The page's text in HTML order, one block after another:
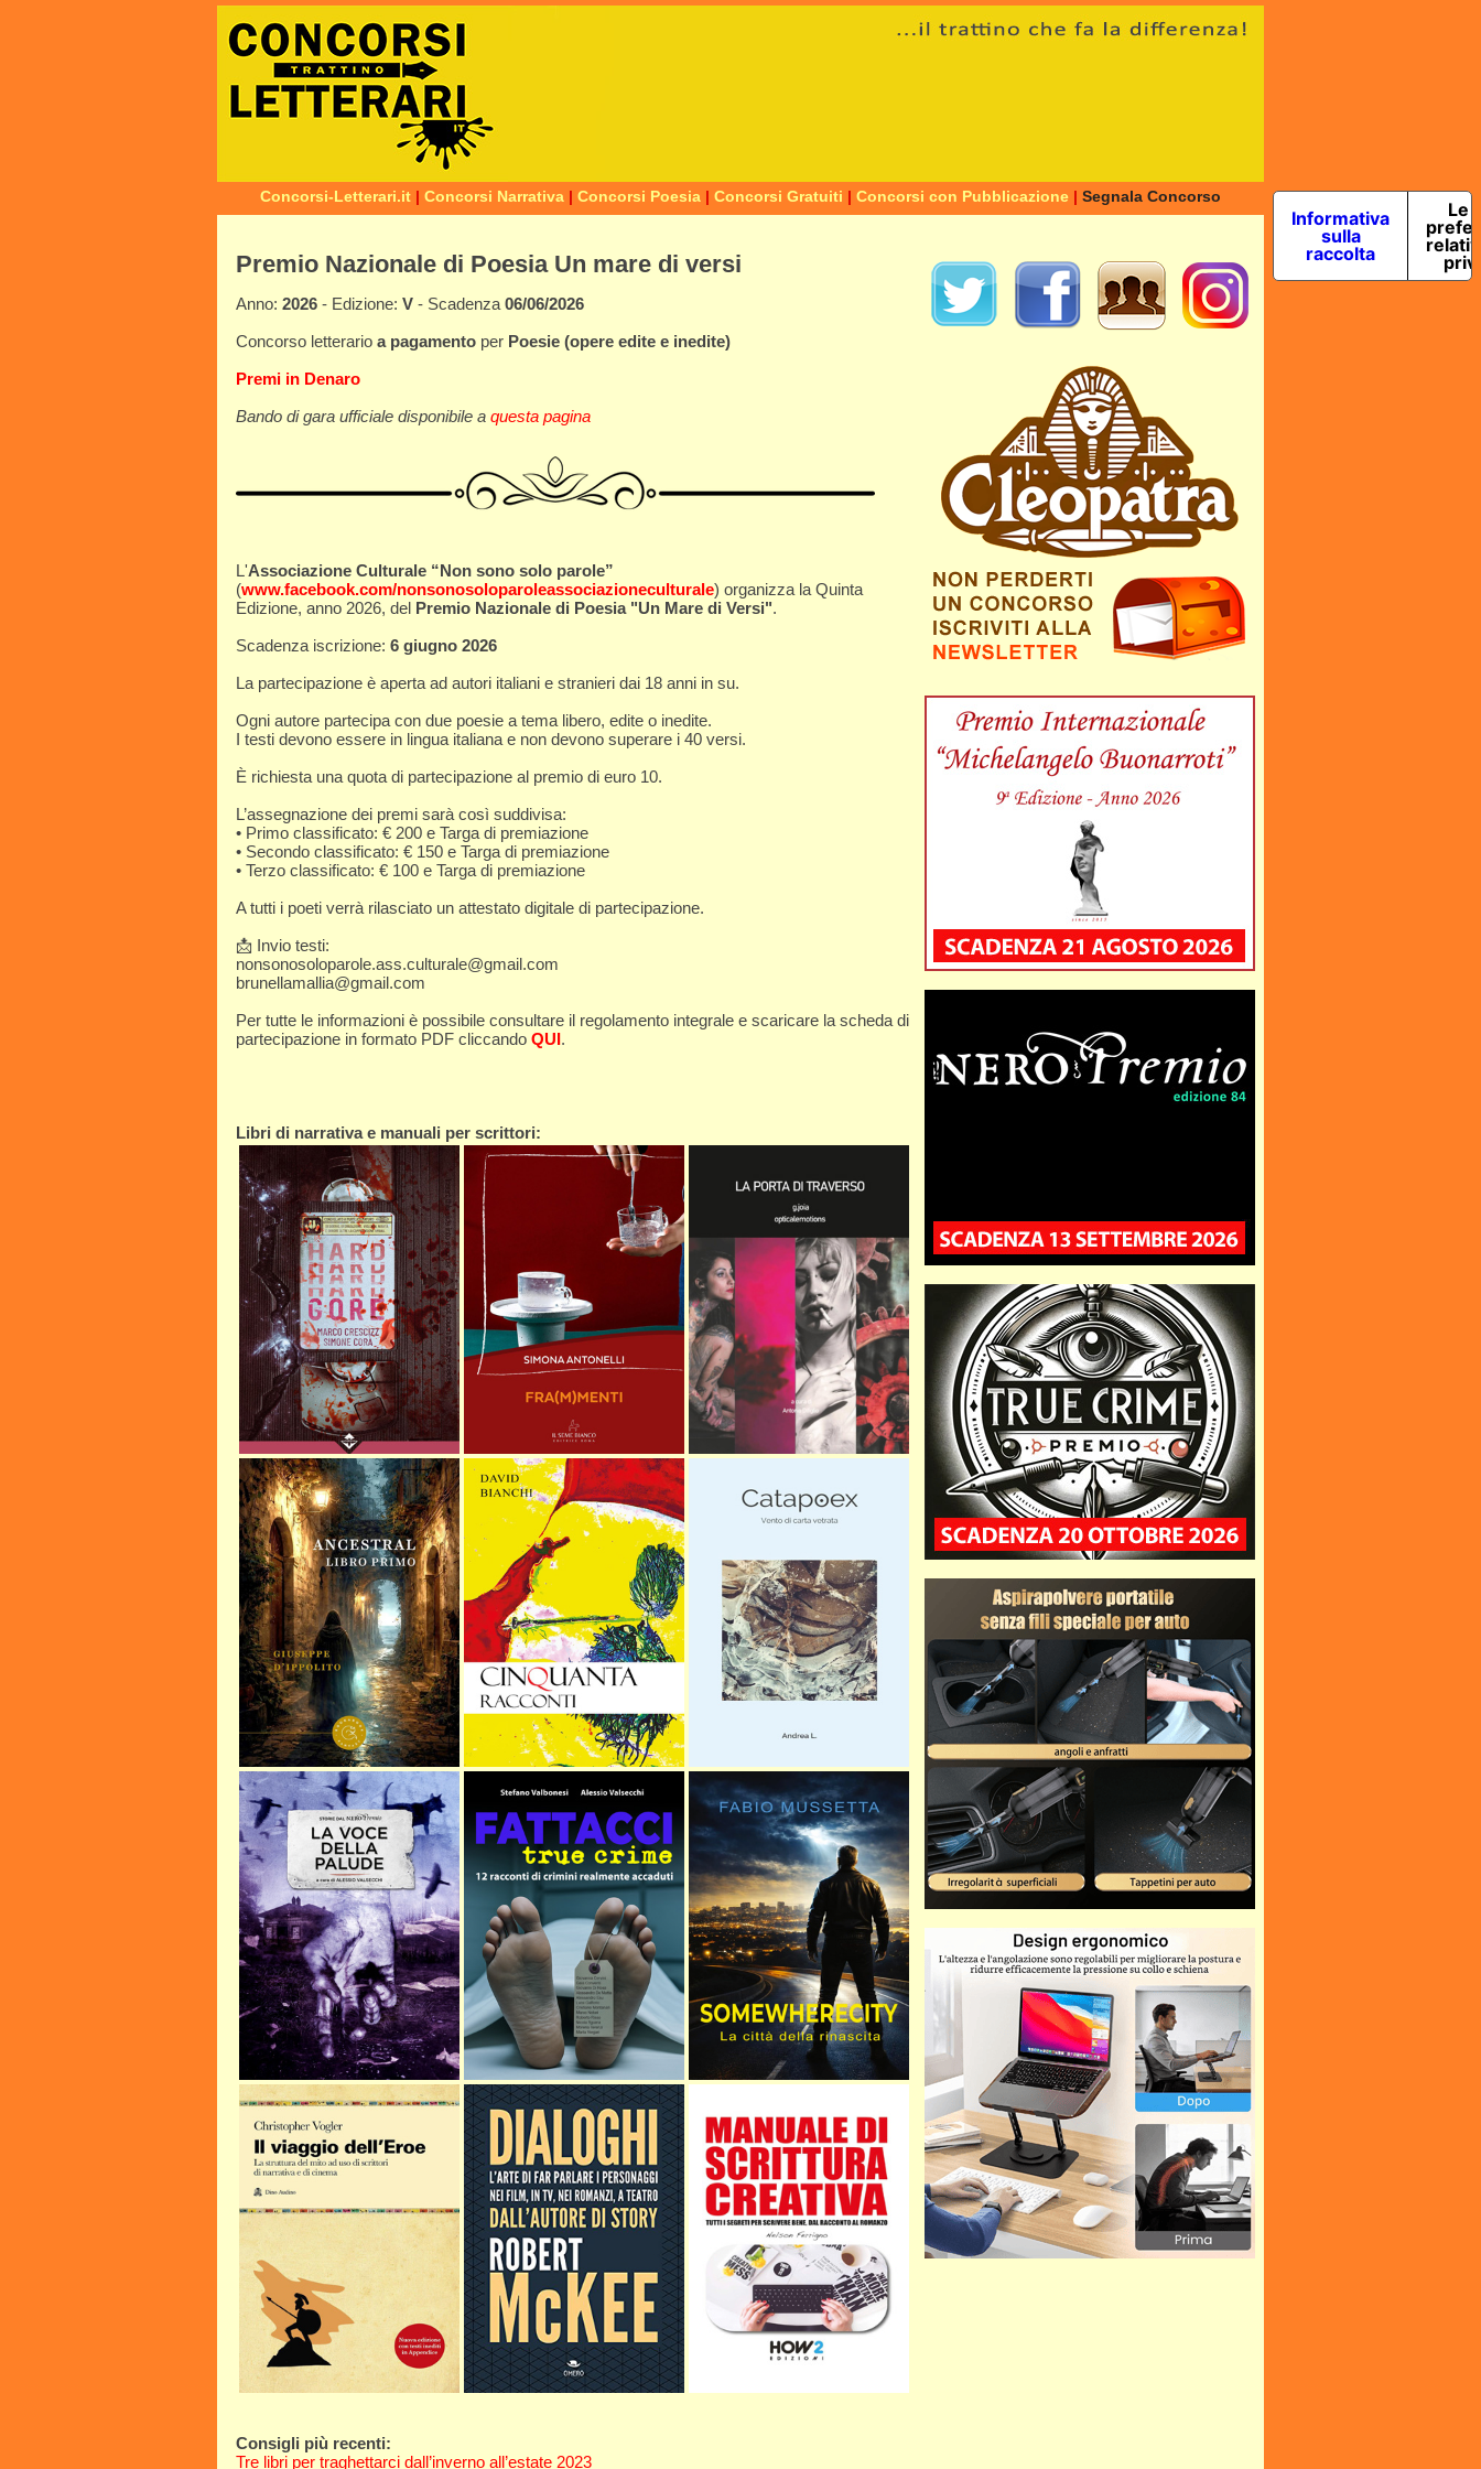
Concorsi-Letterari.it | Concorsi Narrativa | Concorsi Poesia | Concorsi Gratuiti | Concorsi con Pubblicazione | Segnala Concorso
Premio Nazionale di Poesia Un mare di versi
Anno: 2026 - Edizione: V - Scadenza06/06/2026
Concorso letterario a pagamento per Poesie (opere edite e inedite)
Premi in Denaro
Bando di gara ufficiale disponibile a questa pagina
L'Associazione Culturale “Non sono solo parole”
(www.facebook.com/nonsonosoloparoleassociazioneculturale) organizza la Quinta
Edizione, anno 2026, del Premio Nazionale di Poesia "Un Mare di Versi".
Scadenza iscrizione: 6 giugno 2026
La partecipazione è aperta ad autori italiani e stranieri dai 18 anni in su.
Ogni autore partecipa con due poesie a tema libero, edite o inedite.
I testi devono essere in lingua italiana e non devono superare i 40 versi.
È richiesta una quota di partecipazione al premio di euro 10.
L’assegnazione dei premi sarà così suddivisa:
• Primo classificato: € 200 e Targa di premiazione
• Secondo classificato: € 150 e Targa di premiazione
• Terzo classificato: € 100 e Targa di premiazione
A tutti i poeti verrà rilasciato un attestato digitale di partecipazione.
📩 Invio testi:
nonsonosoloparole.ass.culturale@gmail.com
brunellamallia@gmail.com
Per tutte le informazioni è possibile consultare il regolamento integrale e scaricare la scheda di
partecipazione in formato PDF cliccando QUI .
Libri di narrativa e manuali per scrittori:
Consigli più recenti:
Tre libri per traghettarci dall’inverno all’estate 2023
Informativa
sulla
raccolta
Le